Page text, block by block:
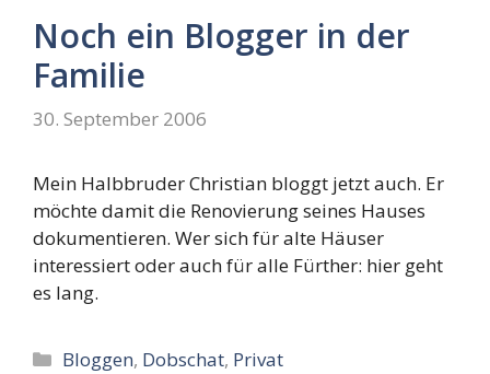
Noch ein Blogger in der
Familie
30. September 2006
Mein Halbbruder Christian bloggt jetzt auch. Er
möchte damit die Renovierung seines Hauses
dokumentieren. Wer sich für alte Häuser
interessiert oder auch für alle Fürther: hier geht
es lang.
Kategorien
Bloggen, Dobschat, Privat